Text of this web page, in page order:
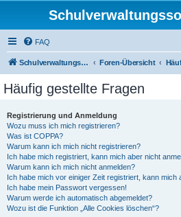
FAQ
Schulverwaltungssoftware NRW Foren-Übersicht
Häufig gestellte Fragen
Registrierung und Anmeldung
Wozu muss ich mich registrieren?
Was ist COPPA?
Warum kann ich mich nicht registrieren?
Ich habe mich registriert, kann mich aber nicht
Warum kann ich mich nicht anmelden?
Ich habe mich vor einiger Zeit registriert, kann mich
Ich habe mein Passwort vergessen!
Warum werde ich automatisch abgemeldet?
Wozu ist die Funktion „Alle Cookies löschen“?